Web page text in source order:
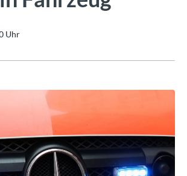
Uhr